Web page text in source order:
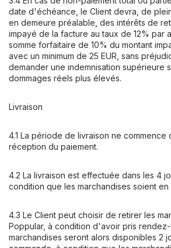
date d'échéance, le Client devra, de
en demeure préalable, des intérêts de
impayé de la facture au taux de 12% par
somme forfaitaire de 10% du montant
avec un minimum de 25 EUR, sans
demander une indemnisation supérieure
dommages réels plus élevés.
Livraison
4.1 La période de livraison ne commence
réception du paiement.
4.2 La livraison est effectuée dans les 4
condition que les marchandises soient en
4.3 Le Client peut choisir de retirer les
Poppular, à condition d'avoir pris
marchandises seront alors disponibles 2